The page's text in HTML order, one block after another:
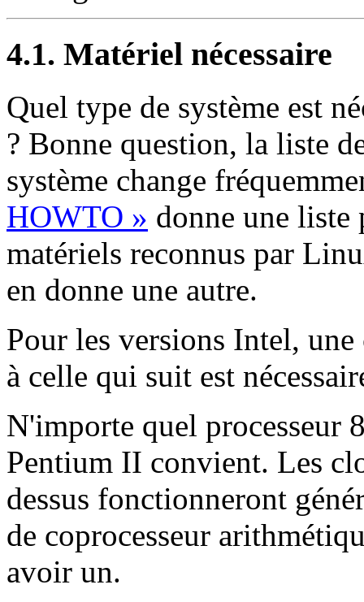
4.1. Matériel nécessaire
Quel type de système est
? Bonne question, la liste
système change
HOWTO » donne une liste
matériels reconnus par
en donne une autre.
Pour les versions Intel,
à celle qui suit est
N'importe quel processeur
Pentium II convient. Les
dessus fonctionneront
de coprocesseur
avoir un.